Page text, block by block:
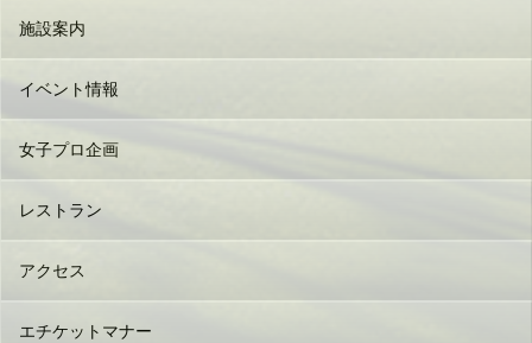
施設案内
イベント情報
女子プロ企画
レストラン
アクセス
エチケットマナー